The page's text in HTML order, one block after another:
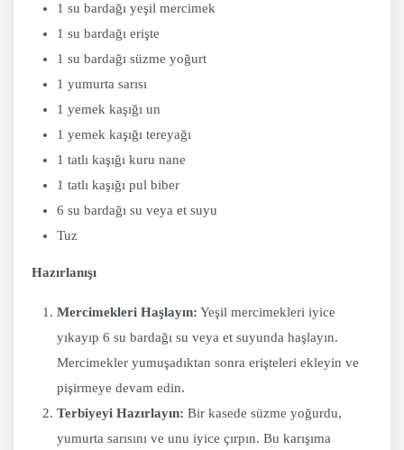
1 su bardağı yeşil mercimek
1 su bardağı erişte
1 su bardağı süzme yoğurt
1 yumurta sarısı
1 yemek kaşığı un
1 yemek kaşığı tereyağı
1 tatlı kaşığı kuru nane
1 tatlı kaşığı pul biber
6 su bardağı su veya et suyu
Tuz
Hazırlanışı
Mercimekleri Haşlayın: Yeşil mercimekleri iyice
yıkayıp 6 su bardağı su veya et suyunda haşlayın.
Mercimekler yumuşadıktan sonra erişteleri ekleyin ve
pişirmeye devam edin.
Terbiyeyi Hazırlayın: Bir kasede süzme yoğurdu,
yumurta sarısını ve unu iyice çırpın. Bu karışıma